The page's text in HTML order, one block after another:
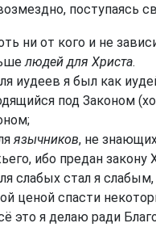
поступаясь
ни от кого и не
людей для Христа.
иудеев я был как
под Законом
язычников, не
ибо предан
слабых стал я
ценой спасти
это я делаю ради